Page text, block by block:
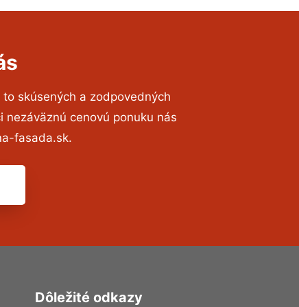
skúsených a zodpovedných
nezáväznú cenovú ponuku nás
fasada.sk.
Dôležité odkazy